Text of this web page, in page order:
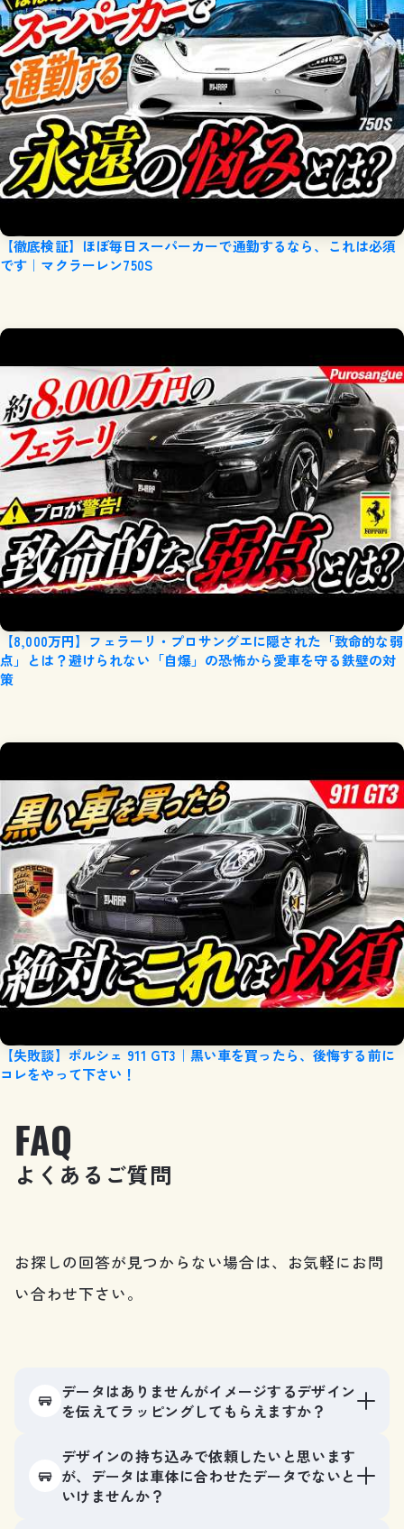
【徹底検証】ほぼ毎日スーパーカーで通勤するなら、これは必須
です｜マクラーレン750S
【8,000万円】フェラーリ・プロサングエに隠された「致命的な弱
点」とは？避けられない「自爆」の恐怖から愛車を守る鉄壁の対
策
【失敗談】ポルシェ 911 GT3｜黒い車を買ったら、後悔する前に
コレをやって下さい！
FAQ
よ く あ る ご質問
お探しの回答が見つからない場合は、お気軽にお問
い合わせ下さい。
データはありませんがイメージするデザイン
を伝えてラッピングしてもらえますか？
デザインの持ち込みで依頼したいと思います
が、データは車体に合わせたデータでないと
いけませんか？